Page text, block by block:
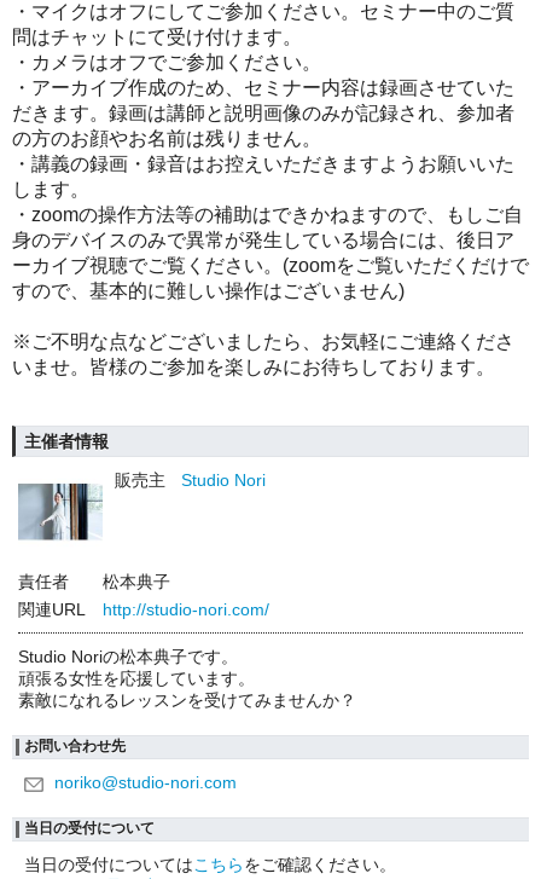
・マイクはオフにしてご参加ください。セミナー中のご質
問はチャットにて受け付けます。
・カメラはオフでご参加ください。
・アーカイブ作成のため、セミナー内容は録画させていた
だきます。録画は講師と説明画像のみが記録され、参加者
の方のお顔やお名前は残りません。
・講義の録画・録音はお控えいただきますようお願いいた
します。
・zoomの操作方法等の補助はできかねますので、もしご自
身のデバイスのみで異常が発生している場合には、後日ア
ーカイブ視聴でご覧ください。(zoomをご覧いただくだけで
すので、基本的に難しい操作はございません)
※ご不明な点などございましたら、お気軽にご連絡くださ
いませ。皆様のご参加を楽しみにお待ちしております。
主催者情報
販売主
Studio Nori
責任者
松本典子
関連URL
http://studio-nori.com/
Studio Noriの松本典子です。
頑張る女性を応援しています。
素敵になれるレッスンを受けてみませんか？
お問い合わせ先
noriko@studio-nori.com
当日の受付について
当日の受付についてはこちらをご確認ください。